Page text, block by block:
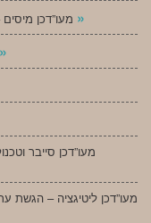
»
»
מעו”דכן סייבר
מעו”דכן ליטיגציה –